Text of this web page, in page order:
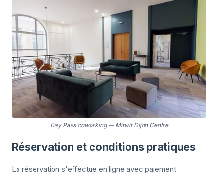
Day Pass coworking— Mitwit Dijon Centre
Réservation et conditions pratiques
La réservation s'effectue en ligne avec paiement